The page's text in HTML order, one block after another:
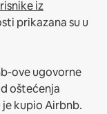
iz
prikazana su u
ove ugovorne
oštećenja
kupio Airbnb.